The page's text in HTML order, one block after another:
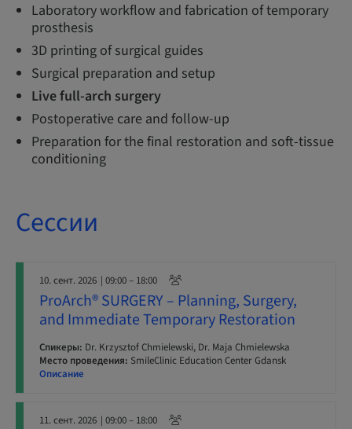
Laboratory workflow and fabrication of temporary
prosthesis
3D printing of surgical guides
Surgical preparation and setup
Live full-arch surgery
Postoperative care and follow-up
Preparation for the final restoration and soft-tissue
conditioning
Сессии
10. сент. 2026 | 09:00 – 18:00
ProArch® SURGERY – Planning, Surgery,
and Immediate Temporary Restoration
Спикеры: Dr. Krzysztof Chmielewski, Dr. Maja Chmielewska
Место проведения: SmileClinic Education Center Gdansk
Описание
11. сент. 2026 | 09:00 – 18:00